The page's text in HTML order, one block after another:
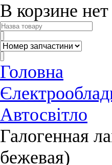
В корзине
Головна
Автосвітло
Галогенная
бежевая)